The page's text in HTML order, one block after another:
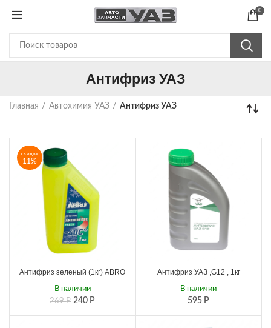
0
Антифриз УАЗ
Главная Автохимия УАЗ Антифриз УАЗ
СКИДКА
11%
Антифриз зеленый (1кг) ABRO
269Р 240 Р
В наличии
Антифриз УАЗ ,G12 , 1кг
595 Р
В наличии